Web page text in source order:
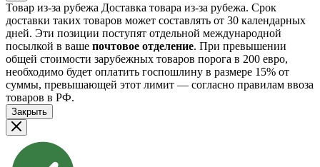
Товар из-за рубежа Доставка товара из-за рубежа. Срок
доставки таких товаров может составлять от 30 календарных
дней. Эти позиции поступят отдельной международной
посылкой в ваше почтовое отделение. При превышении
общей стоимости зарубежных товаров порога в 200 евро,
необходимо будет оплатить госпошлину в размере 15% от
суммы, превышающей этот лимит — согласно правилам ввоза
товаров в РФ.
Закрыть